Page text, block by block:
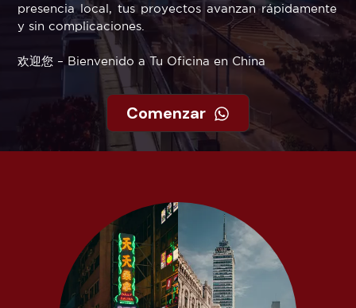
presencia local, tus proyectos avanzan rápidamente
y sin complicaciones.
欢迎您 – Bienvenido a Tu Oficina en China
Comenzar